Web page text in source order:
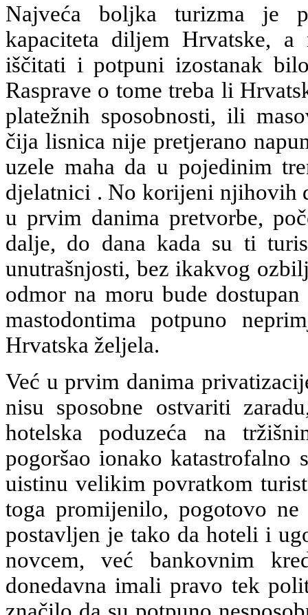
Najveća boljka turizma je
kapaciteta diljem Hrvatske,
iščitati i potpuni izostanak
Rasprave o tome treba li
platežnih sposobnosti, ili
čija lisnica nije pretjerano
uzele maha da u pojedinim
djelatnici . No korijeni njihovih
u prvim danima pretvorbe,
dalje, do dana kada su ti
unutrašnjosti, bez ikakvog
odmor na moru bude
mastodontima potpuno
Hrvatska željela.
Već u prvim danima
nisu sposobne ostvariti
hotelska poduzeća na
pogoršao ionako
uistinu velikim povratkom
toga promijenilo, pogotovo
postavljen je tako da hoteli i
novcem, već bankovnim
donedavna imali pravo tek